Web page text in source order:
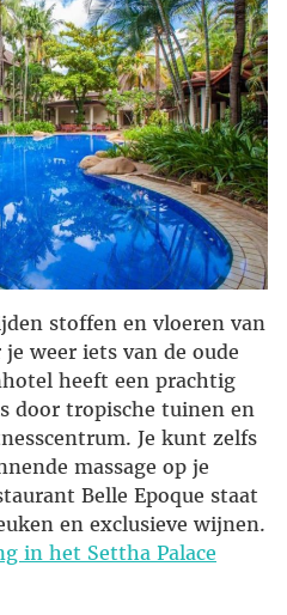
stoffen en vloeren van
weer iets van de oude
heeft een prachtig
door tropische tuinen en
Je kunt zelfs
massage op je
Belle Epoque staat
en exclusieve wijnen.
in het Settha Palace